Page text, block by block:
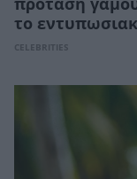
πρόταση
το
CELEBRITIES